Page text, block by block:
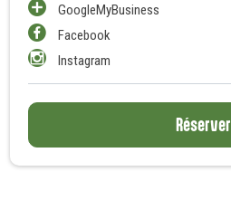
GoogleMyBusiness
Facebook
Instagram
Réserver